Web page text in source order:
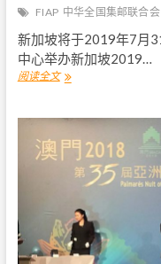
FIAP 中华全国集邮联合会
新加坡将于2019年7月
中心举办新加坡2019…
阅读全文新
2
0
6
届
亚